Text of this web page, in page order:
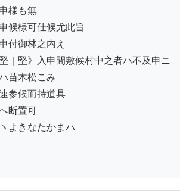
様も無
様可仕候尤此旨
御林之内え
堅》入申間敷候村中之者ハ不及申ニ
苗木松こみ
参候而持道具
断置可
よきなたかまハ